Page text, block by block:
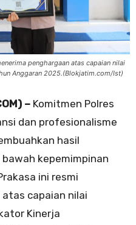
penghargaan atas capaian nilai
Anggaran 2025.(Blokjatim.com/Ist)
– Komitmen Polres
dan profesionalisme
hasil
kepemimpinan
ini resmi
capaian nilai
Kinerja